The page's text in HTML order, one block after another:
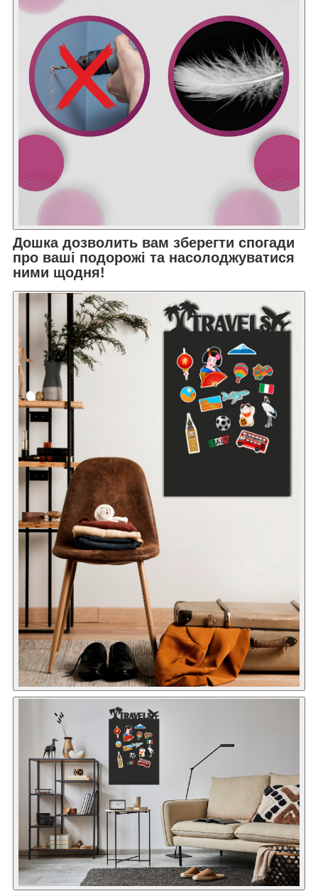
Дошка дозволить вам зберегти спогади
про ваші подорожі та насолоджуватися
ними щодня!